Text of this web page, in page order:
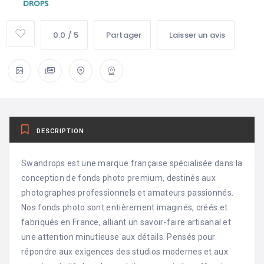
0.0 / 5 Partager Laisser un avis
DESCRIPTION
Swandrops est une marque française spécialisée dans la
conception de fonds photo premium, destinés aux
photographes professionnels et amateurs passionnés.
Nos fonds photo sont entièrement imaginés, créés et
fabriqués en France, alliant un savoir-faire artisanal et
une attention minutieuse aux détails. Pensés pour
répondre aux exigences des studios modernes et aux